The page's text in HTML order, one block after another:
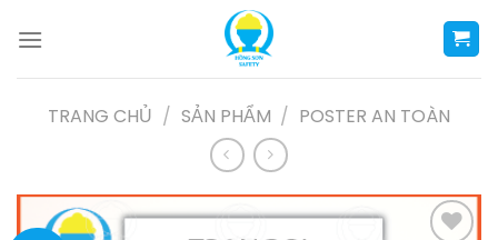
TRANG CHỦ / SẢN PHẨM / POSTER AN TOÀN